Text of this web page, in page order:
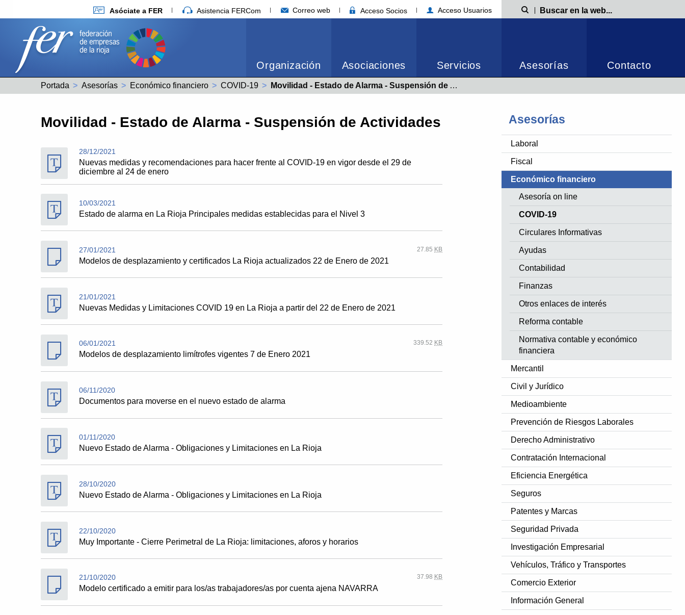
Asóciate a FER Asistencia FERCom Correo web Acceso Socios Acceso Usuarios Búsqueda
Organización Asociaciones Servicios Asesorías Contacto
Portada Asesorías Económico financiero COVID-19 Actual:
Movilidad - Estado de Alarma - Suspensión de Actividades
Asesorías
Laboral
Fiscal
Económico financiero
Asesoría on line
COVID-19
Circulares Informativas
Ayudas
Contabilidad
Finanzas
Otros enlaces de interés
Reforma contable
Normativa contable y económico
financiera
Mercantil
Civil y Jurídico
Medioambiente
Prevención de Riesgos Laborales
Derecho Administrativo
Contratación Internacional
Eficiencia Energética
Seguros
Patentes y Marcas
Seguridad Privada
Investigación Empresarial
Vehículos, Tráfico y Transportes
Comercio Exterior
Información General
Movilidad - Estado de Alarma - Suspensión de Actividades
28/12/2021
Nuevas medidas y recomendaciones para hacer frente al COVID-19 en vigor desde el 29 de
diciembre al 24 de enero
10/03/2021
Estado de alarma en La Rioja Principales medidas establecidas para el Nivel 3
27/01/2021 27.85 KB
Modelos de desplazamiento y certificados La Rioja actualizados 22 de Enero de 2021
21/01/2021
Nuevas Medidas y Limitaciones COVID 19 en La Rioja a partir del 22 de Enero de 2021
06/01/2021 339.52 KB
Modelos de desplazamiento limítrofes vigentes 7 de Enero 2021
06/11/2020
Documentos para moverse en el nuevo estado de alarma
01/11/2020
Nuevo Estado de Alarma - Obligaciones y Limitaciones en La Rioja
28/10/2020
Nuevo Estado de Alarma - Obligaciones y Limitaciones en La Rioja
22/10/2020
Muy Importante - Cierre Perimetral de La Rioja: limitaciones, aforos y horarios
21/10/2020 37.98 KB
Modelo certificado a emitir para los/as trabajadores/as por cuenta ajena NAVARRA